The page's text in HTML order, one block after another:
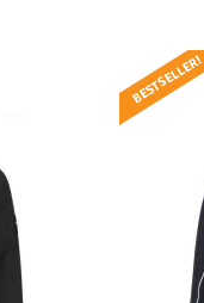
BESTSELLER!